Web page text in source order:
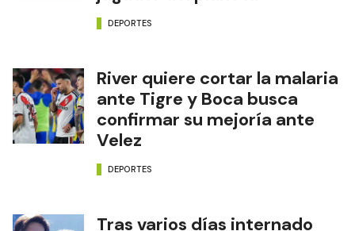
DEPORTES
River quiere cortar la malaria
ante Tigre y Boca busca
confirmar su mejoría ante
Velez
DEPORTES
Tras varios días internado